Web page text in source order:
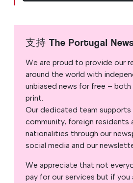
支持 The Portugal
We are proud to provide our
around the world with
unbiased news for free – both
print.
Our dedicated team supports
community, foreign residents
nationalities through our
social media and our
We appreciate that not
pay for our services but if you